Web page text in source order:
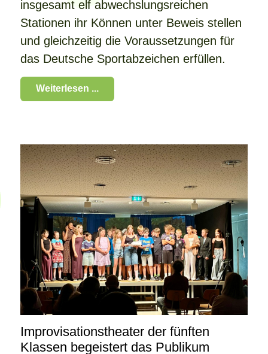
insgesamt elf abwechslungsreichen
Stationen ihr Können unter Beweis stellen
und gleichzeitig die Voraussetzungen für
das Deutsche Sportabzeichen erfüllen.
Weiterlesen ...
Improvisationstheater der fünften
Klassen begeistert das Publikum